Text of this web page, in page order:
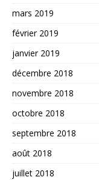
mars 2019
février 2019
janvier 2019
décembre 2018
novembre 2018
octobre 2018
septembre 2018
août 2018
juillet 2018